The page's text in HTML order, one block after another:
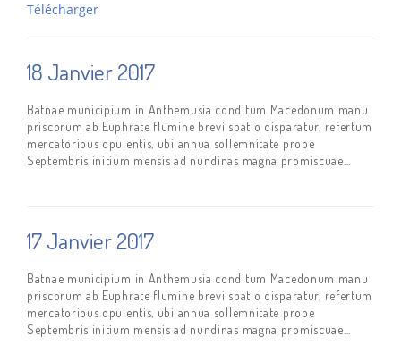
Télécharger
18 Janvier 2017
Batnae municipium in Anthemusia conditum Macedonum manu
priscorum ab Euphrate flumine brevi spatio disparatur, refertum
mercatoribus opulentis, ubi annua sollemnitate prope
Septembris initium mensis ad nundinas magna promiscuae...
17 Janvier 2017
Batnae municipium in Anthemusia conditum Macedonum manu
priscorum ab Euphrate flumine brevi spatio disparatur, refertum
mercatoribus opulentis, ubi annua sollemnitate prope
Septembris initium mensis ad nundinas magna promiscuae...